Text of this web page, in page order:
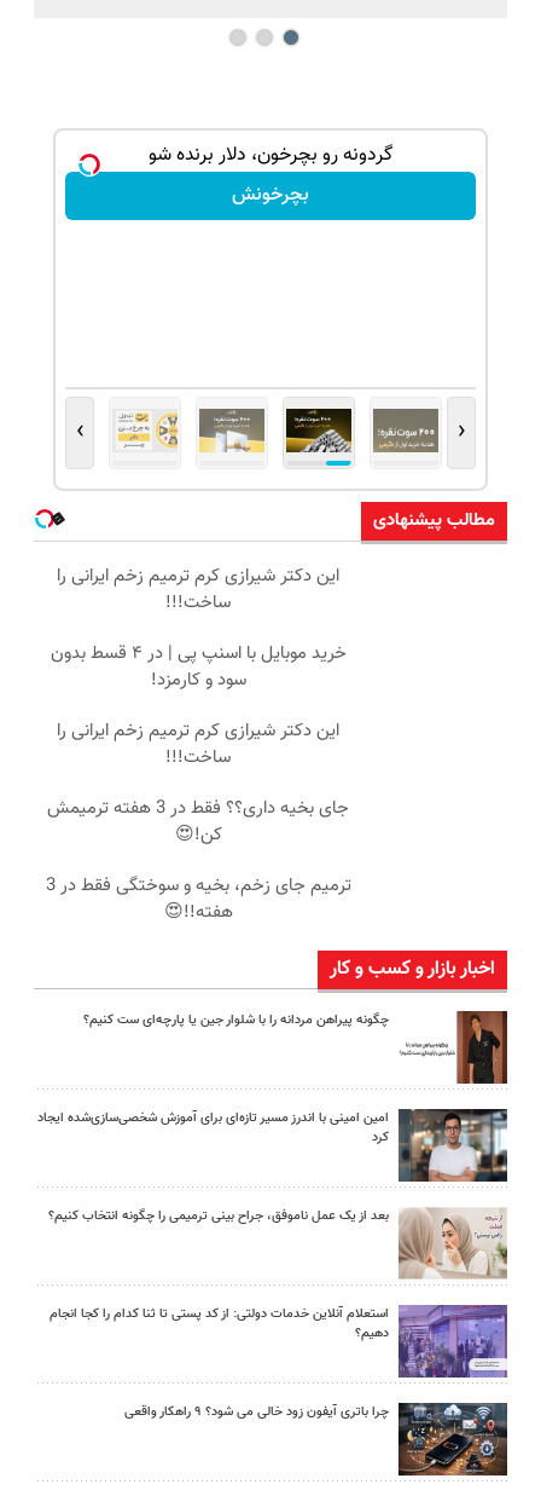
گردونه رو بچرخون، دلار برنده شو
بچرخونش
‹
›
مطالب پیشنهادی
این دکتر شیرازی کرم ترمیم زخم ایرانی را
ساخت!!!
خرید موبایل با اسنپ پی | در ۴ قسط بدون
سود و کارمزد!
این دکتر شیرازی کرم ترمیم زخم ایرانی را
ساخت!!!
جای بخیه داری؟؟ فقط در 3 هفته ترمیمش
کن!😍
ترمیم جای زخم، بخیه و سوختگی فقط در 3
هفته!!😍
اخبار بازار و کسب و کار
چگونه پیراهن مردانه را با شلوار جین یا پارچه‌ای ست کنیم؟
امین امینی با اندرز مسیر تازه‌ای برای آموزش شخصی‌سازی‌شده ایجاد
کرد
بعد از یک عمل ناموفق، جراح بینی ترمیمی را چگونه انتخاب کنیم؟
استعلام آنلاین خدمات دولتی: از کد پستی تا ثنا کدام را کجا انجام
دهیم؟
چرا باتری آیفون زود خالی می شود؟ ۹ راهکار واقعی